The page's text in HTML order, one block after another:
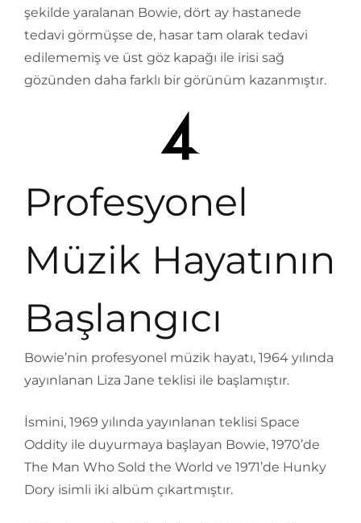
şekilde yaralanan Bowie, dört ay hastanede
tedavi görmüşse de, hasar tam olarak tedavi
edilememiş ve üst göz kapağı ile irisi sağ
gözünden daha farklı bir görünüm kazanmıştır.
Profesyonel
Müzik Hayatının
Başlangıcı
Bowie’nin profesyonel müzik hayatı, 1964 yılında
yayınlanan Liza Jane teklisi ile başlamıştır.
İsmini, 1969 yılında yayınlanan teklisi Space
Oddity ile duyurmaya başlayan Bowie, 1970’de
The Man Who Sold the World ve 1971’de Hunky
Dory isimli iki albüm çıkartmıştır.